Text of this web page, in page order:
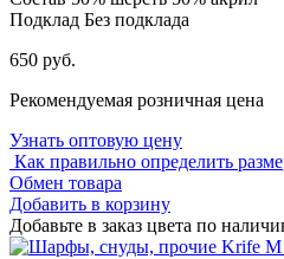
Подклад Без подклада
650 руб.
Рекомендуемая розничная цена
Узнать оптовую цену
Как правильно определить
Обмен товара
Добавить в корзину
Добавьте в заказ цвета по